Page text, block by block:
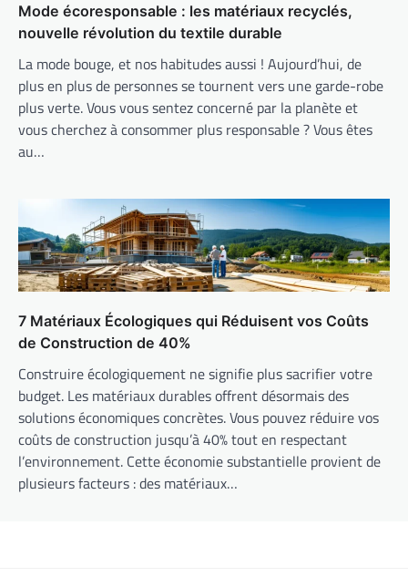
Mode écoresponsable : les matériaux recyclés,
nouvelle révolution du textile durable
La mode bouge, et nos habitudes aussi ! Aujourd’hui, de
plus en plus de personnes se tournent vers une garde-robe
plus verte. Vous vous sentez concerné par la planète et
vous cherchez à consommer plus responsable ? Vous êtes
au…
7 Matériaux Écologiques qui Réduisent vos Coûts
de Construction de 40%
Construire écologiquement ne signifie plus sacrifier votre
budget. Les matériaux durables offrent désormais des
solutions économiques concrètes. Vous pouvez réduire vos
coûts de construction jusqu’à 40% tout en respectant
l’environnement. Cette économie substantielle provient de
plusieurs facteurs : des matériaux…